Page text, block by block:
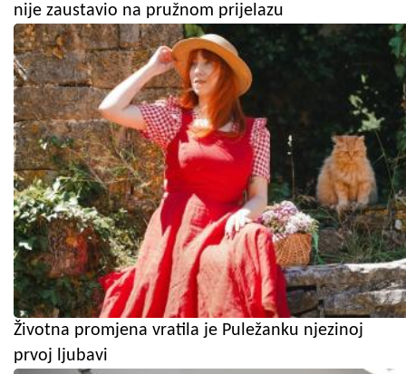
nije zaustavio na pružnom prijelazu
Životna promjena vratila je Puležanku njezinoj
prvoj ljubavi